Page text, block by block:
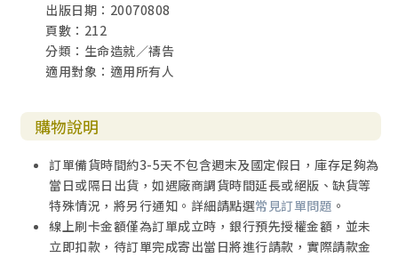
出版日期：20070808
頁數：212
分類：生命造就／禱告
適用對象：適用所有人
購物說明
訂單備貨時間約3-5天不包含週末及國定假日，庫存足夠為
當日或隔日出貨，如遇廠商調貨時間延長或絕版、缺貨等
特殊情況，將另行通知。詳細請點選常見訂單問題 。
線上刷卡金額僅為訂單成立時，銀行預先授權金額，並未
立即扣款，待訂單完成寄出當日將進行請款，實際請款金